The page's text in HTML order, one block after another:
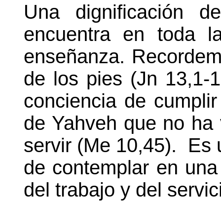
Una dignificación
encuentra en toda
enseñanza.
de los pies (Jn 13,1-
conciencia de
de Yahveh que no
servir (Me 10,45). Es
de contemplar en
del trabajo y del